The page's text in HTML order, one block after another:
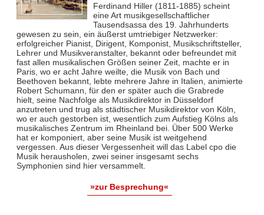
Ferdinand Hiller (1811-1885) scheint
eine Art musikgesellschaftlicher
Tausendsassa des 19. Jahrhunderts
gewesen zu sein, ein äußerst umtriebiger Netzwerker:
erfolgreicher Pianist, Dirigent, Komponist, Musikschriftsteller,
Lehrer und Musikveranstalter, bekannt oder befreundet mit
fast allen musikalischen Größen seiner Zeit, machte er in
Paris, wo er acht Jahre weilte, die Musik von Bach und
Beethoven bekannt, lebte mehrere Jahre in Italien, animierte
Robert Schumann, für den er später auch die Grabrede
hielt, seine Nachfolge als Musikdirektor in Düsseldorf
anzutreten und trug als städtischer Musikdirektor von Köln,
wo er auch gestorben ist, wesentlich zum Aufstieg Kölns als
musikalisches Zentrum im Rheinland bei. Über 500 Werke
hat er komponiert, aber seine Musik ist weitgehend
vergessen. Aus dieser Vergessenheit will das Label cpo die
Musik herausholen, zwei seiner insgesamt sechs
Symphonien sind hier versammelt.
»zur Besprechung«